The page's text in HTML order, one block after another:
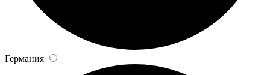
Германия